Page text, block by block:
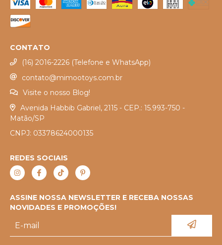
CONTATO
(16) 2016-2226 (Telefone e WhatsApp)
contato@mimootoys.com.br
Visite o nosso Blog!
Avenida Habbib Gabriel, 2115 - CEP.: 15.993-750 -
Matão/SP
CNPJ: 03378624000135
REDES SOCIAIS
ASSINE NOSSA NEWSLETTER E RECEBA NOSSAS
NOVIDADES E PROMOÇÕES!